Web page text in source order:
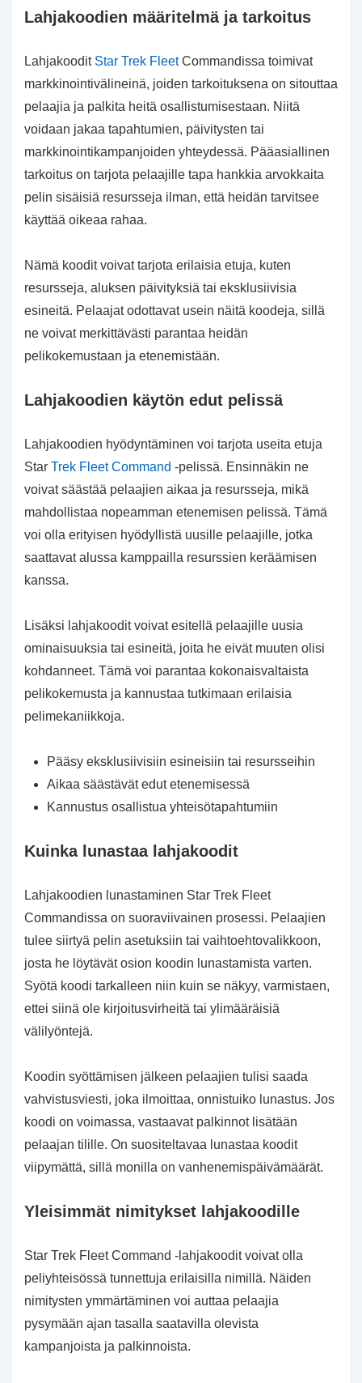
Lahjakoodien määritelmä ja tarkoitus
Lahjakoodit Star Trek FleetCommandissa toimivat
markkinointivälineinä, joiden tarkoituksena on sitouttaa
pelaajia ja palkita heitä osallistumisestaan. Niitä
voidaan jakaa tapahtumien, päivitysten tai
markkinointikampanjoiden yhteydessä. Pääasiallinen
tarkoitus on tarjota pelaajille tapa hankkia arvokkaita
pelin sisäisiä resursseja ilman, että heidän tarvitsee
käyttää oikeaa rahaa.
Nämä koodit voivat tarjota erilaisia etuja, kuten
resursseja, aluksen päivityksiä tai eksklusiivisia
esineitä. Pelaajat odottavat usein näitä koodeja, sillä
ne voivat merkittävästi parantaa heidän
pelikokemustaan ja etenemistään.
Lahjakoodien käytön edut pelissä
Lahjakoodien hyödyntäminen voi tarjota useita etuja
Star Trek Fleet Command -pelissä. Ensinnäkin ne
voivat säästää pelaajien aikaa ja resursseja, mikä
mahdollistaa nopeamman etenemisen pelissä. Tämä
voi olla erityisen hyödyllistä uusille pelaajille, jotka
saattavat alussa kamppailla resurssien keräämisen
kanssa.
Lisäksi lahjakoodit voivat esitellä pelaajille uusia
ominaisuuksia tai esineitä, joita he eivät muuten olisi
kohdanneet. Tämä voi parantaa kokonaisvaltaista
pelikokemusta ja kannustaa tutkimaan erilaisia
pelimekaniikkoja.
Pääsy eksklusiivisiin esineisiin tai resursseihin
Aikaa säästävät edut etenemisessä
Kannustus osallistua yhteisötapahtumiin
Kuinka lunastaa lahjakoodit
Lahjakoodien lunastaminen Star Trek Fleet
Commandissa on suoraviivainen prosessi. Pelaajien
tulee siirtyä pelin asetuksiin tai vaihtoehtovalikkoon,
josta he löytävät osion koodin lunastamista varten.
Syötä koodi tarkalleen niin kuin se näkyy, varmistaen,
ettei siinä ole kirjoitusvirheitä tai ylimääräisiä
välilyöntejä.
Koodin syöttämisen jälkeen pelaajien tulisi saada
vahvistusviesti, joka ilmoittaa, onnistuiko lunastus. Jos
koodi on voimassa, vastaavat palkinnot lisätään
pelaajan tilille. On suositeltavaa lunastaa koodit
viipymättä, sillä monilla on vanhenemispäivämäärät.
Yleisimmät nimitykset lahjakoodille
Star Trek Fleet Command -lahjakoodit voivat olla
peliyhteisössä tunnettuja erilaisilla nimillä. Näiden
nimitysten ymmärtäminen voi auttaa pelaajia
pysymään ajan tasalla saatavilla olevista
kampanjoista ja palkinnoista.